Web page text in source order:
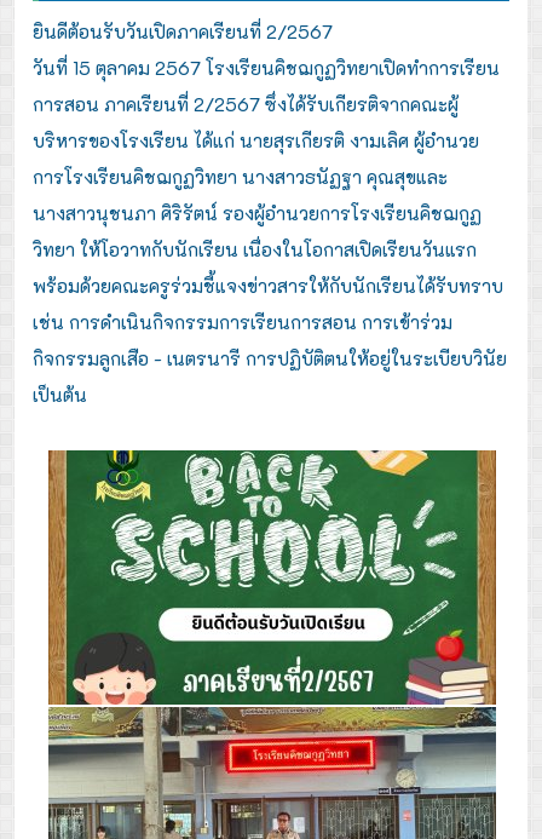
ยินดีต้อนรับวันเปิดภาคเรียนที่ 2/2567
วันที่ 15 ตุลาคม 2567 โรงเรียนคิชฌกูฏวิทยาเปิดทำการเรียน
การสอน ภาคเรียนที่ 2/2567 ซึ่งได้รับเกียรติจากคณะผู้
บริหารของโรงเรียน ได้แก่ นายสุรเกียรติ งามเลิศ ผู้อำนวย
การโรงเรียนคิชฌกูฏวิทยา นางสาวธนัฏฐา คุณสุขและ
นางสาวนุชนภา ศิริรัตน์ รองผู้อำนวยการโรงเรียนคิชฌกูฏ
วิทยา ให้โอวาทกับนักเรียน เนื่องในโอกาสเปิดเรียนวันแรก
พร้อมด้วยคณะครูร่วมชี้แจงข่าวสารให้กับนักเรียนได้รับทราบ
เช่น การดำเนินกิจกรรมการเรียนการสอน การเข้าร่วม
กิจกรรมลูกเสือ - เนตรนารี การปฏิบัติตนให้อยู่ในระเบียบวินัย
เป็นต้น